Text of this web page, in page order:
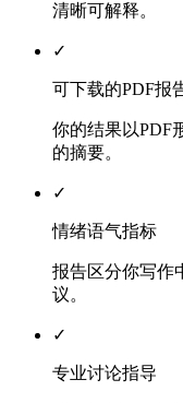
清晰可解释。
✓
可下载的PDF报
你的结果以PDF
的摘要。
✓
情绪语气指标
报告区分你写作
议。
✓
专业讨论指导